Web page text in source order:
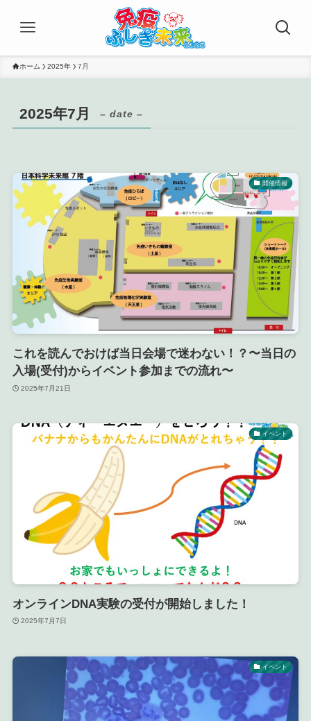
ホーム 2025年 7月
2025年7月 – date –
開催情報
これを読んでおけば当日会場で迷わない！？〜当日の
入場(受付)からイベント参加までの流れ〜
2025年7月21日
イベント
オンラインDNA実験の受付が開始しました！
2025年7月7日
イベント